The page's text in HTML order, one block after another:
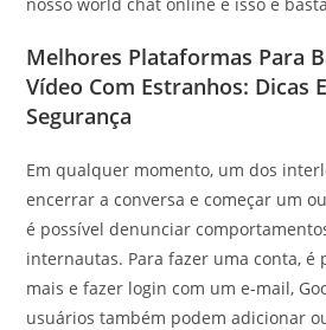
Melhores Plataformas Para
Vídeo Com Estranhos: Dicas
Segurança
Em qualquer momento, um dos
encerrar a conversa e começar um
é possível denunciar
internautas. Para fazer uma conta, é
mais e fazer login com um e-mail,
usuários também podem adicionar